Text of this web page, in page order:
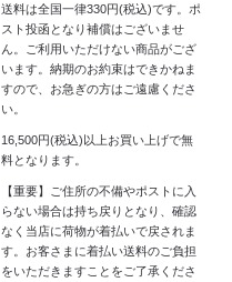
送料は全国一律330円(税込)です。ポ
スト投函となり補償はございませ
ん。ご利用いただけない商品がござ
います。納期のお約束はできかねま
すので、お急ぎの方はご遠慮くださ
い。
16,500円(税込)以上お買い上げで無
料となります。
【重要】ご住所の不備やポストに入
らない場合は持ち戻りとなり、確認
なく当店に荷物が着払いで戻されま
す。お客さまに着払い送料のご負担
をいただきますことをご了承くださ